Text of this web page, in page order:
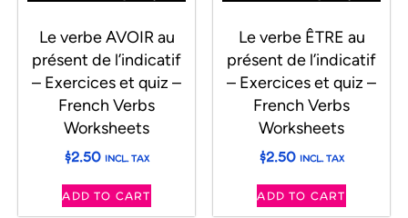
Le verbe AVOIR au
présent de l’indicatif
– Exercices et quiz –
French Verbs
Worksheets
$2.50 INCL. TAX
ADD TO CART
Le verbe ÊTRE au
présent de l’indicatif
– Exercices et quiz –
French Verbs
Worksheets
$2.50 INCL. TAX
ADD TO CART